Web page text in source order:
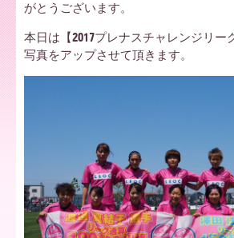
デ
ー
ア
がとうございます。
本日は【2017プレナスチャレンジリー
写真をアップさせて頂きます。